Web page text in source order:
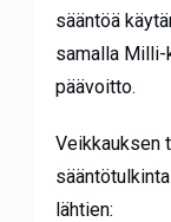
sääntöä
samalla
päävoitto.
Veikkauksen
lähtien: